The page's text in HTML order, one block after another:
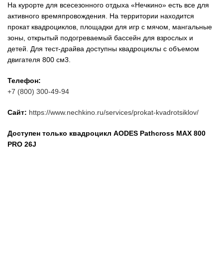
На курорте для всесезонного отдыха «Нечкино» есть все для
активного времяпровождения. На территории находится
прокат квадроциклов, площадки для игр с мячом, мангальные
зоны, открытый подогреваемый бассейн для взрослых и
детей. Для тест-драйва доступны квадроциклы с объемом
двигателя 800 см3.
Телефон:
+7 (800) 300-49-94
Сайт: https://www.nechkino.ru/services/prokat-kvadrotsiklov/
Доступен только квадроцикл AODES Pathcross MAX 800
PRO 26J